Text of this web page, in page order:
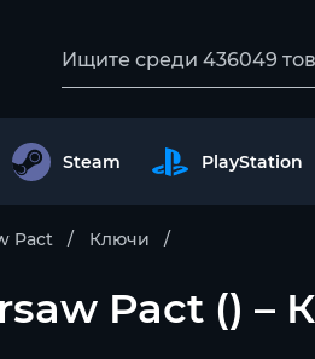
Steam PlayStation
Pact Ключи
Pact ()